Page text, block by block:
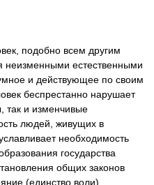
подобно всем другим
неизменными естественными
и действующее по своим
беспрестанно нарушает
так и изменчивые
людей, живущих в
необходимость
государства
общих законов
(единство воли)